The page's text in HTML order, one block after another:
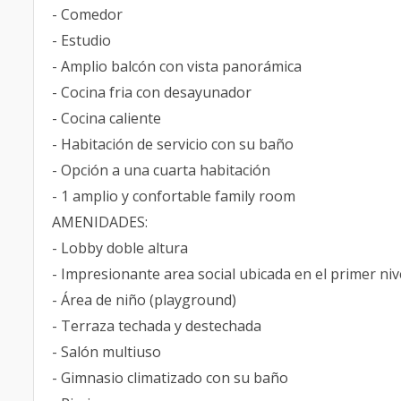
- Comedor
- Estudio
- Amplio balcón con vista panorámica
- Cocina fria con desayunador
- Cocina caliente
- Habitación de servicio con su baño
- Opción a una cuarta habitación
- 1 amplio y confortable family room
AMENIDADES:
- Lobby doble altura
- Impresionante area social ubicada en el primer
- Área de niño (playground)
- Terraza techada y destechada
- Salón multiuso
- Gimnasio climatizado con su baño